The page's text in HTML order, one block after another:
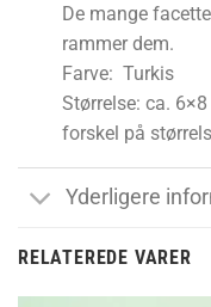
De mange
rammer dem.
Farve: Turkis
Størrelse: ca.
forskel på
Yderligere
RELATEREDE VARER